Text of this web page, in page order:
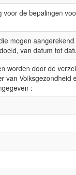
voor de bepalingen
mogen
van datum tot
worden door de
van Volksgezondheid
: